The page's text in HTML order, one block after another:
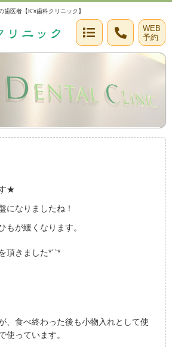
医者【K’s歯科クリニック】
WEB
予約
★
になりましたね！
もが緩くなります。
頂きました*´`*
、食べ終わった後も小物入れとして使
使っています。